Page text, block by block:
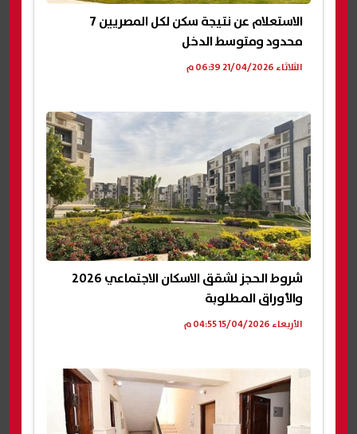
الاستعلام عن نتيجة سكن لكل المصريين 7
محدود ومتوسط الدخل
الثلاثاء 21/04/2026 06:39 م
شروط الحجز لشقق الاسكان الاجتماعي 2026
والأوراق المطلوبة
الأربعاء 15/04/2026 04:55 م